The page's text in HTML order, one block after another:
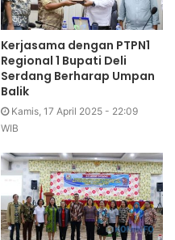
Kerjasama dengan PTPN1
Regional 1 Bupati Deli
Serdang Berharap Umpan
Balik
Kamis, 17 April 2025 - 22:09
WIB